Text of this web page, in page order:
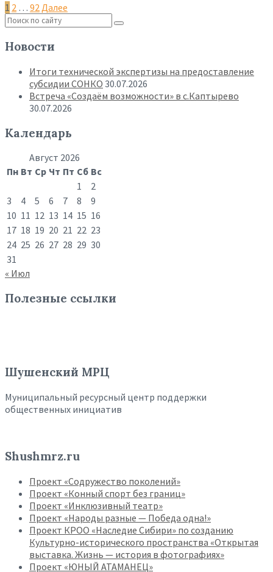
Read
More
Навигация
по
записям
1 2 … 92Далее
Новости
Итоги технической экспертизы на предоставление
субсидии СОНКО 30.07.2026
Встреча «Создаём возможности» в с.Каптырево
30.07.2026
Календарь
Август 2026
Пн Вт Ср Чт Пт Сб Вс
1
2
3
4 5 6 7 8
9
10 11 12 13 14 15 16
17 18 19 20 21 22 23
24 25 26 27 28 29 30
31
« Июл
Полезные ссылки
Шушенский МРЦ
Муниципальный ресурсный центр поддержки
общественных инициатив
Shushmrz.ru
Проект «Содружество поколений»
Проект «Конный спорт без границ»
Проект «Инклюзивный театр»
Проект «Народы разные — Победа одна!»
Проект КРОО «Наследие Сибири» по созданию
Культурно-исторического пространства «Открытая
выставка. Жизнь — история в фотографиях»
Проект «ЮНЫЙ АТАМАНЕЦ»